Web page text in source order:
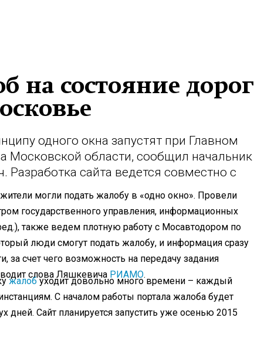
на состояние дорог
одного окна запустят при Главном
Московской области, сообщил начальник
сайта ведется совместно с
могли подать жалобу в «одно окно». Провели
государственного управления, информационных
также ведем плотную работу с Мосавтодором по
люди смогут подать жалобу, и информация сразу
за счет чего возможность на передачу задания
слова Ляшкевича РИАМО.
жалобуходит довольно много времени – каждый
С началом работы портала жалоба будет
дней. Сайт планируется запустить уже осенью 2015